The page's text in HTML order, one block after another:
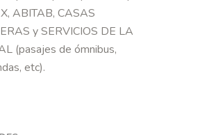
ABITAB, CASAS
y SERVICIOS DE LA
(pasajes de ómnibus,
etc).